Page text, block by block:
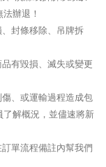
辦退！
封條移除、吊牌拆
有毀損、滅失或變更
、或運輸過程造成包
解概況，並儘速將新
單流程備註內幫我們